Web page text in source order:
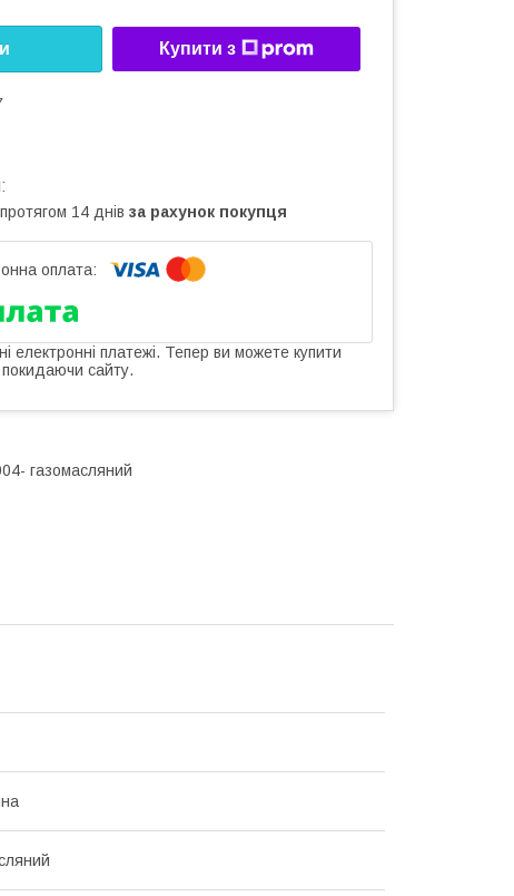
Купити з
14 днів за рахунок покупця
електронні платежі. Тепер ви можете купити
сайту.
газомасляний